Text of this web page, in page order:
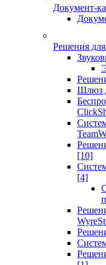
Документ-
Решения
Шлюз
[10]
[4]